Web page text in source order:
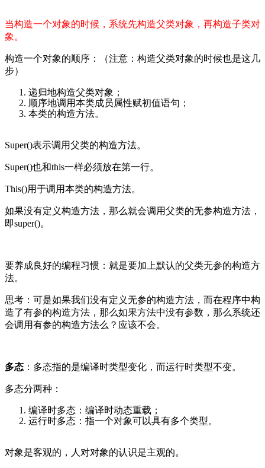
当构造一个对象的时候，系统先构造父类对象，再构造子类对
象。
构造一个对象的顺序：（注意：构造父类对象的时候也是这几
步）
递归地构造父类对象；
顺序地调用本类成员属性赋初值语句；
本类的构造方法。
Super()表示调用父类的构造方法。
Super()也和this一样必须放在第一行。
This()用于调用本类的构造方法。
如果没有定义构造方法，那么就会调用父类的无参构造方法，
即super()。
要养成良好的编程习惯：就是要加上默认的父类无参的构造方
法。
思考：可是如果我们没有定义无参的构造方法，而在程序中构
造了有参的构造方法，那么如果方法中没有参数，那么系统还
会调用有参的构造方法么？应该不会。
多态 ：多态指的是编译时类型变化，而运行时类型不变。
多态分两种：
编译时多态：编译时动态重载；
运行时多态：指一个对象可以具有多个类型。
对象是客观的，人对对象的认识是主观的。